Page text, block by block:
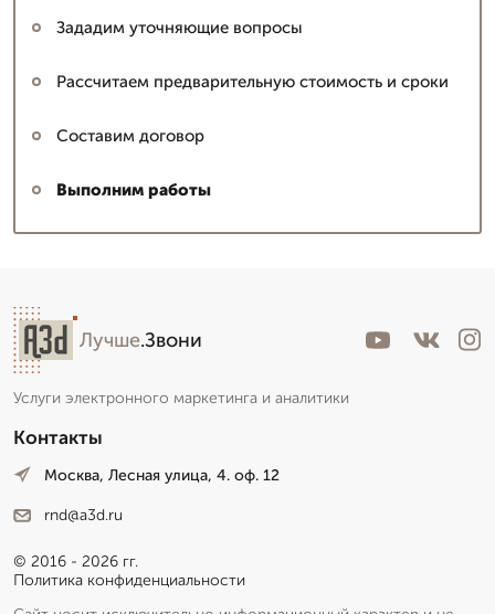
Зададим уточняющие вопросы
Рассчитаем предварительную стоимость и сроки
Составим договор
Выполним работы
Лучше.Звони
Услуги электронного маркетинга и аналитики
Контакты
Москва, Лесная улица, 4. оф. 12
rnd@a3d.ru
© 2016 - 2026 гг.
Политика конфиденциальности